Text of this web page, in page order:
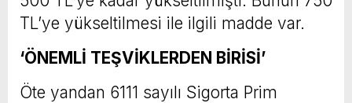
TL’ye yükseltilmesi ile ilgili madde var.
‘ÖNEMLİ TEŞVİKLERDEN BİRİSİ’
Öte yandan 6111 sayılı Sigorta Prim